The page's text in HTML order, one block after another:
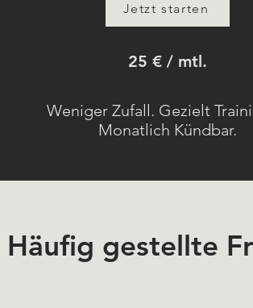
Jetzt starten
25 € / mtl.
Weniger Zufall. Gezielt
Monatlich Kündbar.
Häufig gestellte